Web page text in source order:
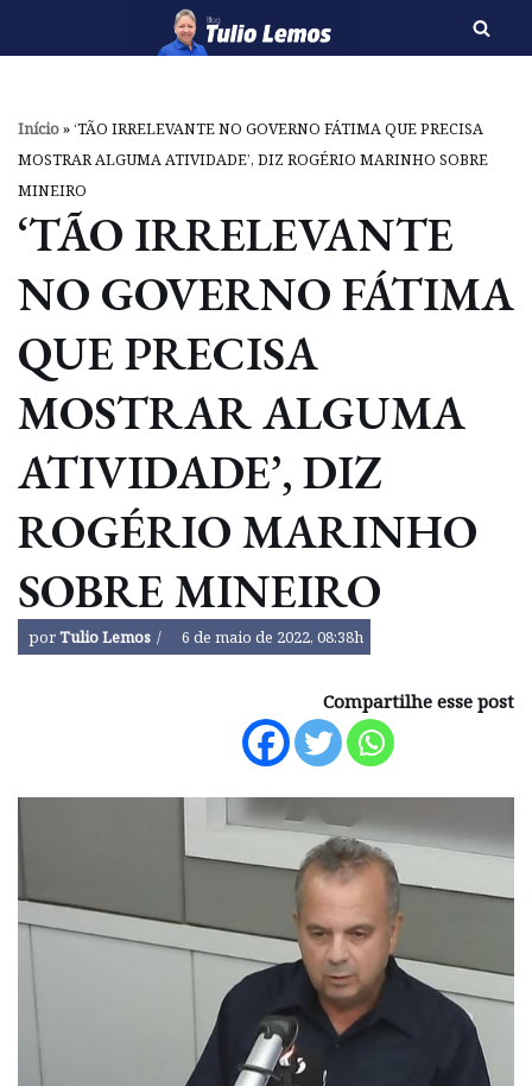
o
conteúdo
Início»‘TÃO IRRELEVANTE NO GOVERNO FÁTIMA QUE PRECISA
MOSTRAR ALGUMA ATIVIDADE’, DIZ ROGÉRIO MARINHO SOBRE
MINEIRO
‘TÃO IRRELEVANTE
NO GOVERNO FÁTIMA
QUE PRECISA
MOSTRAR ALGUMA
ATIVIDADE’, DIZ
ROGÉRIO MARINHO
SOBRE MINEIRO
porTulio Lemos 6 de maio de 2022, 08:38h
Compartilhe esse post